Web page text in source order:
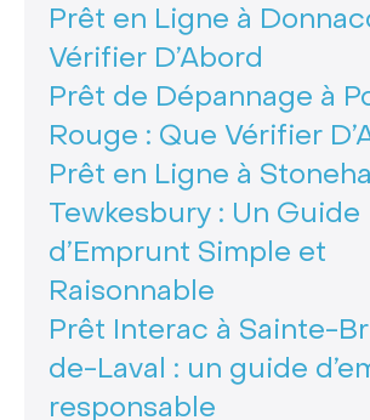
Prêt en Ligne à
Vérifier D’Abord
Prêt de Dépannage à
Rouge : Que Vérifier
Prêt en Ligne à
Tewkesbury : Un Guide
d’Emprunt Simple et
Raisonnable
Prêt Interac à Sainte-
de-Laval : un guide
responsable